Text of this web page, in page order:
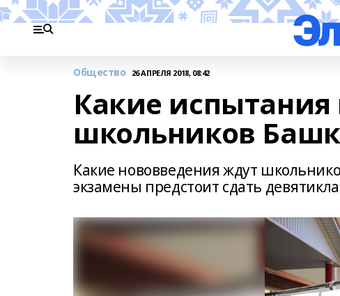
Общество 26 АПРЕЛЯ 2018, 08:42
Какие испытания
школьников
Какие нововведения ждут
экзамены предстоит сдать